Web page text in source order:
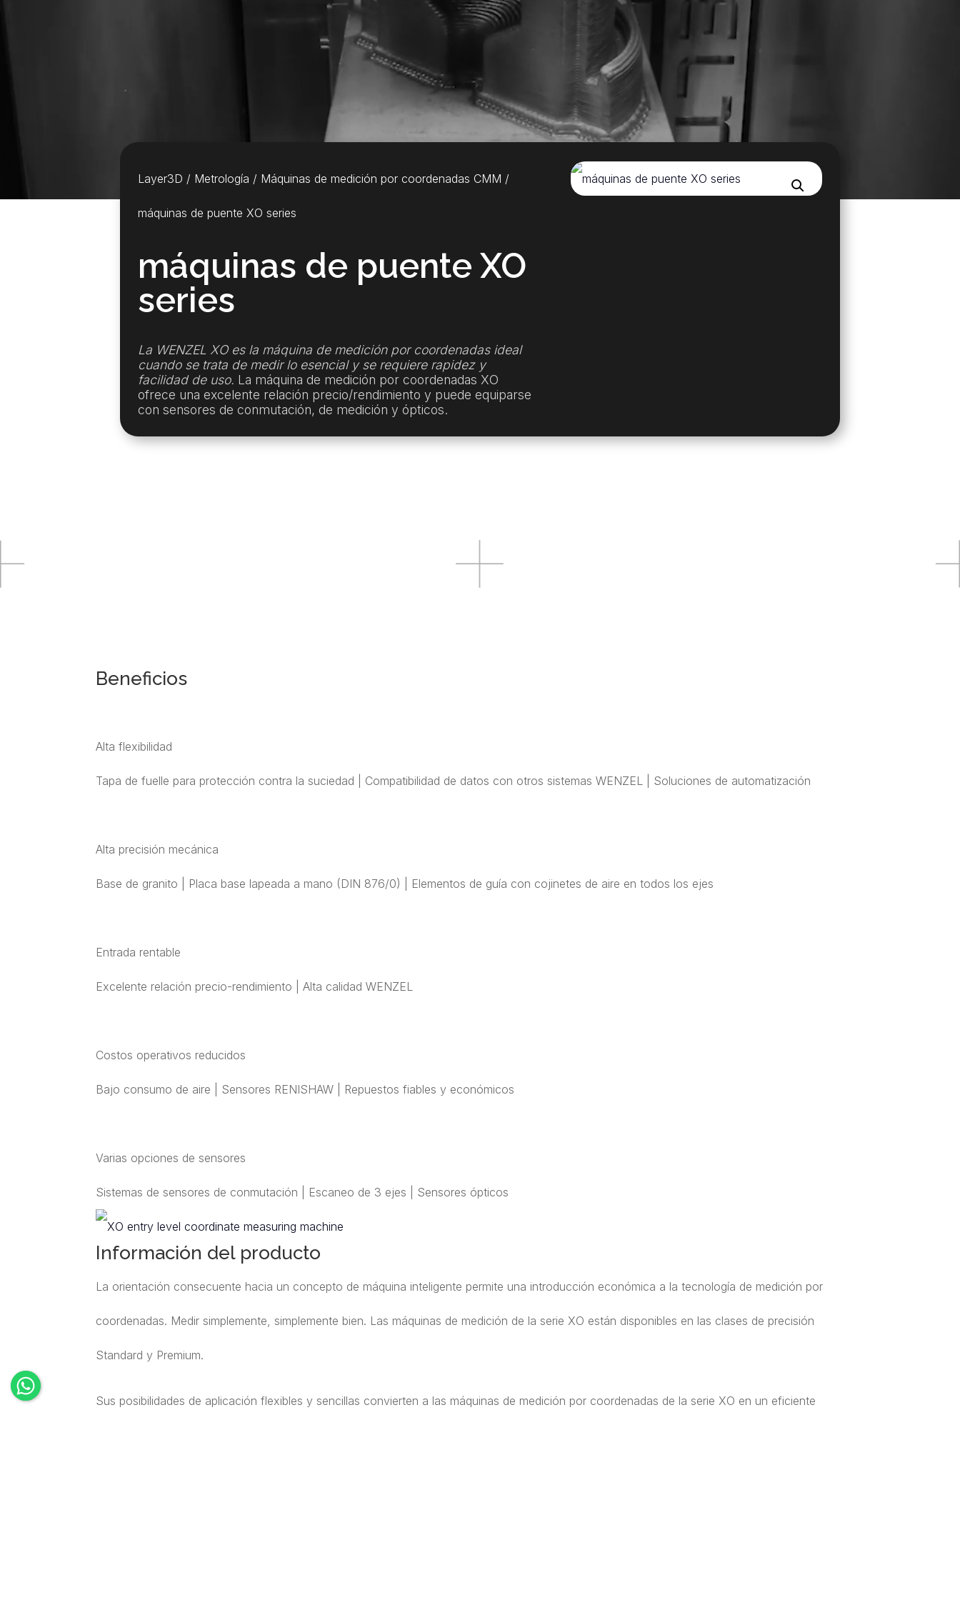
Layer3D / Metrología / Máquinas de medición por coordenadas CMM /
máquinas de puente XO series
máquinas de puente XO
series
La WENZEL XO es la máquina de medición por coordenadas ideal
cuando se trata de medir lo esencial y se requiere rapidez y
facilidad de uso. La máquina de medición por coordenadas XO
ofrece una excelente relación precio/rendimiento y puede equiparse
con sensores de conmutación, de medición y ópticos.
Beneficios
Alta flexibilidad
Tapa de fuelle para protección contra la suciedad | Compatibilidad de datos con otros sistemas WENZEL | Soluciones de automatización
Alta precisión mecánica
Base de granito | Placa base lapeada a mano (DIN 876/0) | Elementos de guía con cojinetes de aire en todos los ejes
Entrada rentable
Excelente relación precio-rendimiento | Alta calidad WENZEL
Costos operativos reducidos
Bajo consumo de aire | Sensores RENISHAW | Repuestos fiables y económicos
Varias opciones de sensores
Sistemas de sensores de conmutación | Escaneo de 3 ejes | Sensores ópticos
Información del producto
La orientación consecuente hacia un concepto de máquina inteligente permite una introducción económica a la tecnología de medición por
coordenadas. Medir simplemente, simplemente bien. Las máquinas de medición de la serie XO están disponibles en las clases de precisión
Standard y Premium.
Sus posibilidades de aplicación flexibles y sencillas convierten a las máquinas de medición por coordenadas de la serie XO en un eficiente